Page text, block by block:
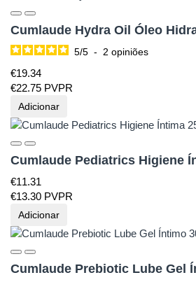
Cumlaude Hydra Oil Óleo
5/5 - 2 opiniões
€19.34
€22.75 PVPR
Adicionar
Cumlaude Pediatrics Higiene
€11.31
€13.30 PVPR
Adicionar
Cumlaude Prebiotic Lube Gel